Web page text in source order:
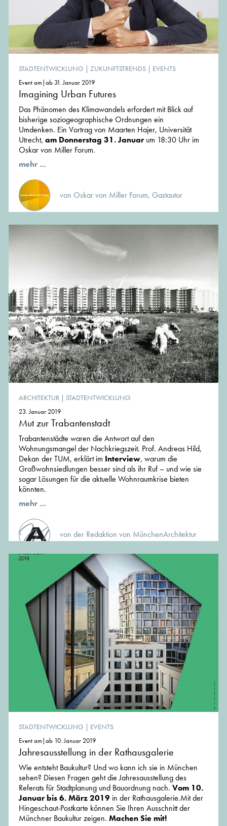
STADTENTWICKLUNG | ZUKUNFTSTRENDS | EVENTS
Event am|ab 31. Januar 2019
Imagining Urban Futures
Das Phänomen des Klimawandels erfordert mit Blick auf
bisherige soziogeographische Ordnungen ein
Umdenken. Ein Vortrag von Maarten Hajer, Universität
Utrecht, am Donnerstag 31. Januar um 18:30 Uhr im
Oskar von Miller Forum.
mehr ...
von Oskar von Miller Forum, Gastautor
ARCHITEKTUR | STADTENTWICKLUNG
23. Januar 2019
Mut zur Trabantenstadt
Trabantenstädte waren die Antwort auf den
Wohnungsmangel der Nachkriegszeit. Prof. Andreas Hild,
Dekan der TUM, erklärt im Interview, warum die
Großwohnsiedlungen besser sind als ihr Ruf – und wie sie
sogar Lösungen für die aktuelle Wohnraumkrise bieten
könnten.
mehr ...
von der Redaktion von MünchenArchitektur
STADTENTWICKLUNG | EVENTS
Event am|ab 10. Januar 2019
Jahresausstellung in der Rathausgalerie
Wie entsteht Baukultur? Und wo kann ich sie in München
sehen? Diesen Fragen geht die Jahresausstellung des
Referats für Stadtplanung und Bauordnung nach. Vom 10.
Januar bis 6. März 2019 in der Rathausgalerie.Mit der
Hingeschaut-Postkarte können Sie Ihren Ausschnitt der
Münchner Baukultur zeigen. Machen Sie mit!